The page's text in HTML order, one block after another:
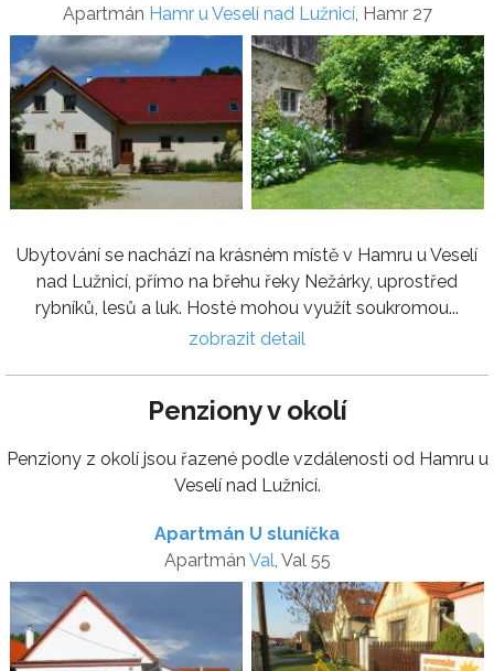
Apartmán Hamr u Veselí nad Lužnicí, Hamr 27
Ubytování se nachází na krásném místě v Hamru u Veselí
nad Lužnicí, přímo na břehu řeky Nežárky, uprostřed
rybníků, lesů a luk. Hosté mohou využít soukromou...
zobrazit detail
Penziony v okolí
Penziony z okolí jsou řazené podle vzdálenosti od Hamru u
Veselí nad Lužnicí.
Apartmán U sluníčka
Apartmán Val, Val 55